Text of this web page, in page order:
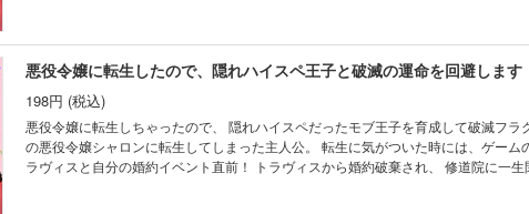
ったフェリクスを変身させていくシャロンだったが、 次第に二人の間に本当の恋
悪役令嬢に転生したので、隠れハイスペ王子と破滅の運命を回避します
198円 (税込)
悪役令嬢に転生しちゃったので、 隠れハイスペだったモブ王子を育成して破滅フラグをへし
の悪役令嬢シャロンに転生してしまった主人公。 転生に気がついた時には、ゲーム
ラヴィスと自分の婚約イベント直前！ トラヴィスから婚約破棄され、 修道院に一